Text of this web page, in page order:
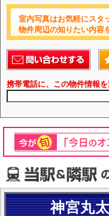
室内写真はお気軽にスタ
物件周辺の知りたい内容
携帯電話に、この物件情報を
神宮丸